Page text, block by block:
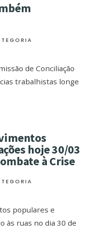
de Conciliação
trabalhistas longe
hoje 30/03
à Crise
populares e
às ruas no dia 30 de